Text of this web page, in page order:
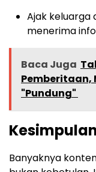
Ajak keluarga
menerima
Baca Juga
Pemberitaan,
"Pundung" ‎
Banyaknya